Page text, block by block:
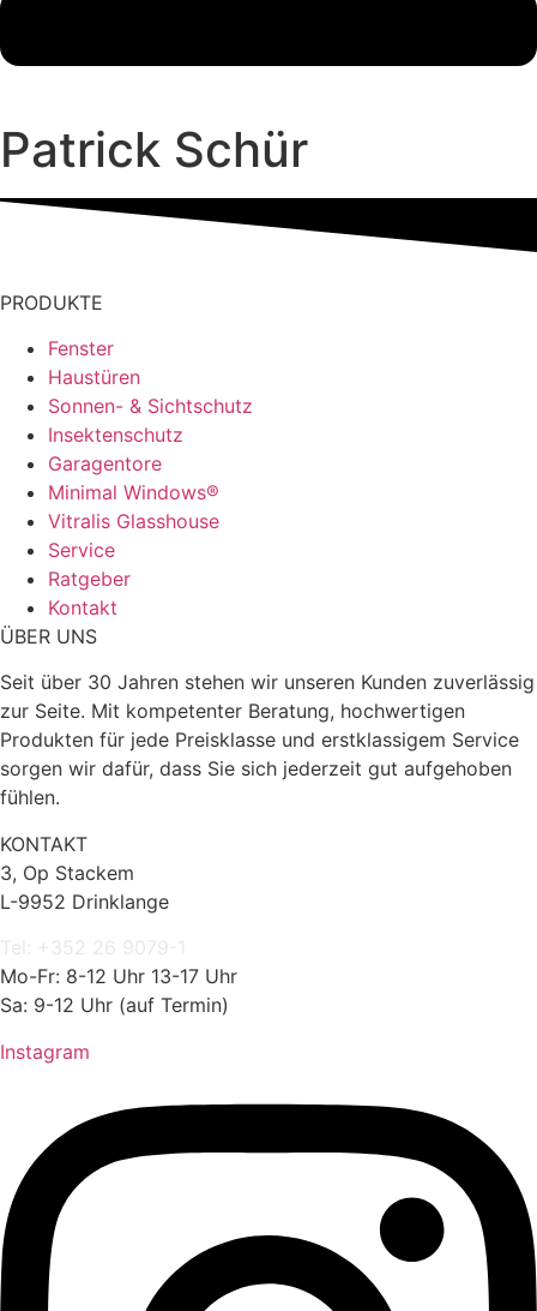
Patrick Schür
PRODUKTE
Fenster
Haustüren
Sonnen- & Sichtschutz
Insektenschutz
Garagentore
Minimal Windows®
Vitralis Glasshouse
Service
Ratgeber
Kontakt
ÜBER UNS
Seit über 30 Jahren stehen wir unseren Kunden zuverlässig
zur Seite. Mit kompetenter Beratung, hochwertigen
Produkten für jede Preisklasse und erstklassigem Service
sorgen wir dafür, dass Sie sich jederzeit gut aufgehoben
fühlen.
KONTAKT
3, Op Stackem
L-9952 Drinklange
Tel: +352 26 9079-1
Mo-Fr: 8-12 Uhr 13-17 Uhr
Sa: 9-12 Uhr (auf Termin)
Instagram